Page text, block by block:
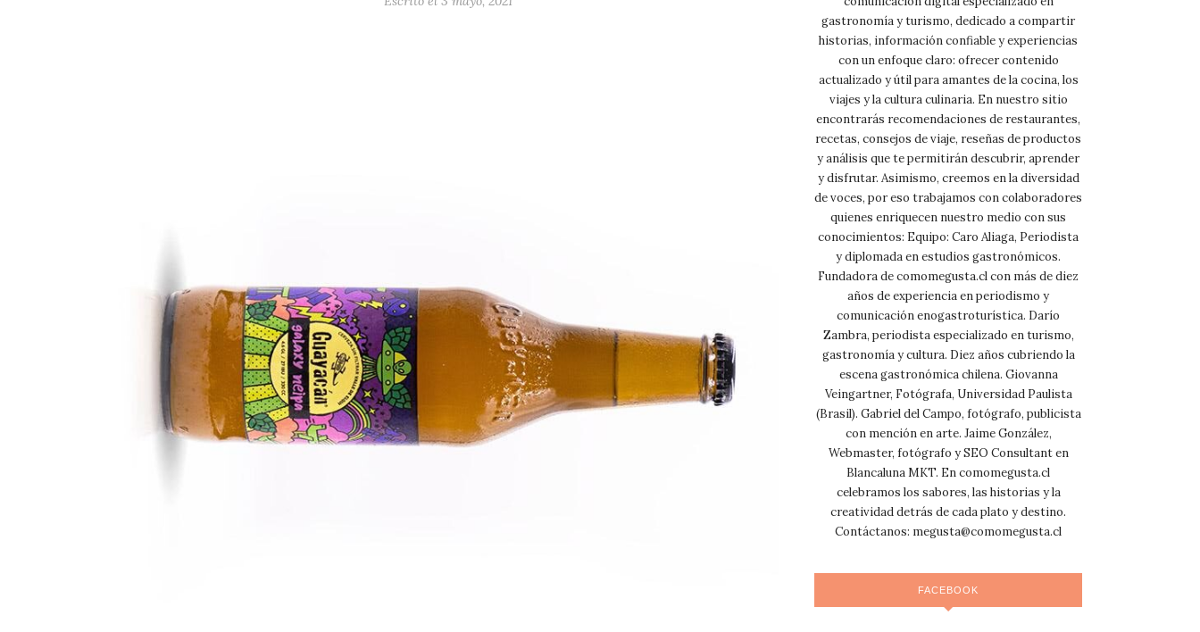
gastronomía y turismo, dedicado a compartir
historias, información confiable y experiencias
con un enfoque claro: ofrecer contenido
actualizado y útil para amantes de la cocina, los
viajes y la cultura culinaria. En nuestro sitio
encontrarás recomendaciones de restaurantes,
recetas, consejos de viaje, reseñas de productos
y análisis que te permitirán descubrir, aprender
y disfrutar. Asimismo, creemos en la diversidad
de voces, por eso trabajamos con colaboradores
quienes enriquecen nuestro medio con sus
conocimientos: Equipo: Caro Aliaga, Periodista
y diplomada en estudios gastronómicos.
Fundadora de comomegusta.cl con más de diez
años de experiencia en periodismo y
comunicación enogastroturística. Darío
Zambra, periodista especializado en turismo,
gastronomía y cultura. Diez años cubriendo la
escena gastronómica chilena. Giovanna
Veingartner, Fotógrafa, Universidad Paulista
(Brasil). Gabriel del Campo, fotógrafo, publicista
con mención en arte. Jaime González,
Webmaster, fotógrafo y SEO Consultant en
Blancaluna MKT. En comomegusta.cl
celebramos los sabores, las historias y la
creatividad detrás de cada plato y destino.
Contáctanos: megusta@comomegusta.cl
FACEBOOK